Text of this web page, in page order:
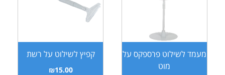
מעמד לשילוט פרספקס על
מוט
קפיץ לשילוט על רשת
₪15.00